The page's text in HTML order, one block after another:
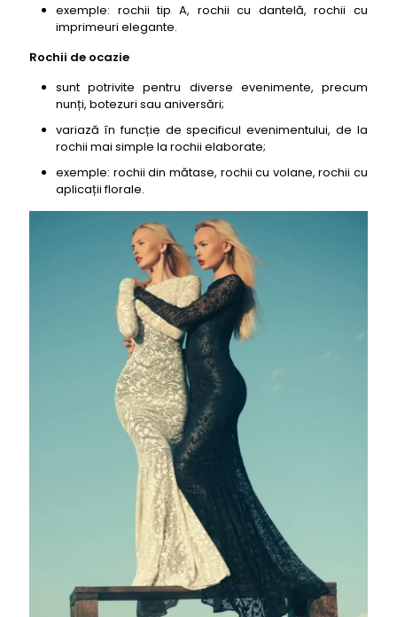
37- Modele de rochii elegante: Rochie de cocktail
cu decolteu tip inimă, Coast
38- Modele de rochii elegante: Rochie de ocazie
39- Modele de rochii elegante: Rochie de seară
cu paiete și franjuri, Nadine
40- Modele de rochii elegante: Rochie de cocktail
cu imprimeu de mazăre, Max Mara
41- Modele de rochii elegante: Rochie de seară cu
imprimeu de pene, Marchesa
42- Modele de rochii elegante: Rochie de cocktail
cu decolteu tip halter, Michael Kors
43- Modele de rochii elegante: Rochie de ocazie
cu broderie cu motive florale 3D, Monique Lhuillier
44- Modele de rochii elegante: Rochie de seară
cu paiete și franjuri de mărgele, Jenny Packham
45- Modele de rochii elegante: Rochie de cocktail
cu imprimeu geometric retro, Diane von
Furstenberg
46- Modele de rochii elegante: Rochie de seară
cu imprimeu de constelații, Temperley London
47- Modele de rochii elegante: Rochie de cocktail
cu decolteu asimetric și volane, Roksanda
48- Modele de rochii elegante: Rochie de ocazie
cu broderie cu motive etnice, Etro
49- Modele de rochii elegante: Rochie de seară
cu paiete și franjuri de pene, 16Arlington
50- Modele de rochii elegante: Rochie de cocktail
cu imprimeu de buline asimetrice, Alessandra Rich
exemple: rochii tip A, rochii cu dantelă, rochii cu
imprimeuri elegante.
Rochii de ocazie
sunt potrivite pentru diverse evenimente, precum
nunți, botezuri sau aniversări;
variază în funcție de specificul evenimentului, de la
rochii mai simple la rochii elaborate;
exemple: rochii din mătase, rochii cu volane, rochii cu
aplicații florale.